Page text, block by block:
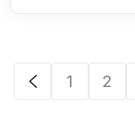
1 2